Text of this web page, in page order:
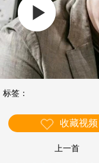
标签：
收藏视频
上一首